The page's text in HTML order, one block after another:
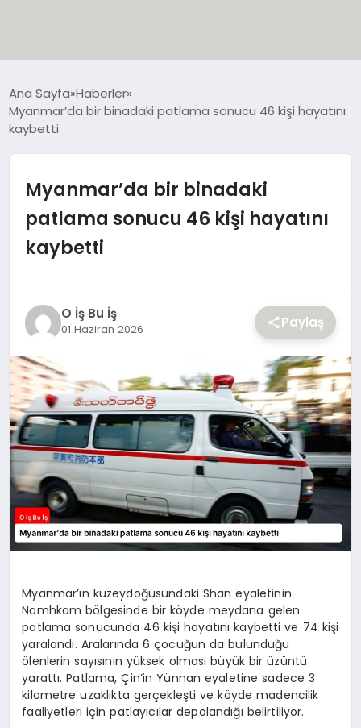
EKONOMİ
SIYASET
SPOR
Ana Sayfa Haberler
Myanmar’da bir binadaki patlama sonucu 46 kişi hayatını
kaybetti
Myanmar’da bir binadaki
patlama sonucu 46 kişi hayatını
kaybetti
O İş Bu İş
01 Haziran 2026 Paylaş
Myanmar’ın kuzeydoğusundaki Shan eyaletinin
Namhkam bölgesinde bir köyde meydana gelen
patlama sonucunda 46 kişi hayatını kaybetti ve 74 kişi
yaralandı. Aralarında 6 çocuğun da bulunduğu
ölenlerin sayısının yüksek olması büyük bir üzüntü
yarattı. Patlama, Çin’in Yünnan eyaletine sadece 3
kilometre uzaklıkta gerçekleşti ve köyde madencilik
faaliyetleri için patlayıcılar depolandığı belirtiliyor.